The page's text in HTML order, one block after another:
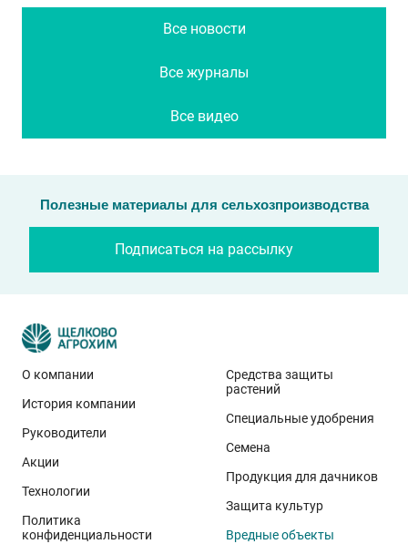
Все новости
Все журналы
Все видео
Полезные материалы для сельхозпроизводства
Подписаться на рассылку
О компании
История компании
Руководители
Акции
Технологии
Политика
конфиденциальности
Средства защиты
растений
Специальные удобрения
Семена
Продукция для дачников
Защита культур
Вредные объекты